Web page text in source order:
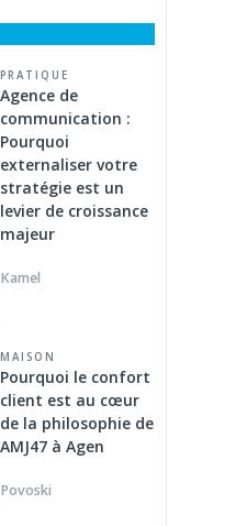
PRATIQUE
Agence de
communication :
Pourquoi
externaliser votre
stratégie est un
levier de croissance
majeur
Kamel
MAISON
Pourquoi le confort
client est au cœur
de la philosophie de
AMJ47 à Agen
Povoski